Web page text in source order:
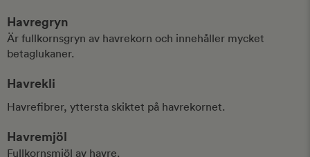
Havregryn
Är fullkornsgryn av havrekorn och innehåller mycket
betaglukaner.
Havrekli
Havrefibrer, yttersta skiktet på havrekornet.
Havremjöl
Fullkornsmjöl av havre.